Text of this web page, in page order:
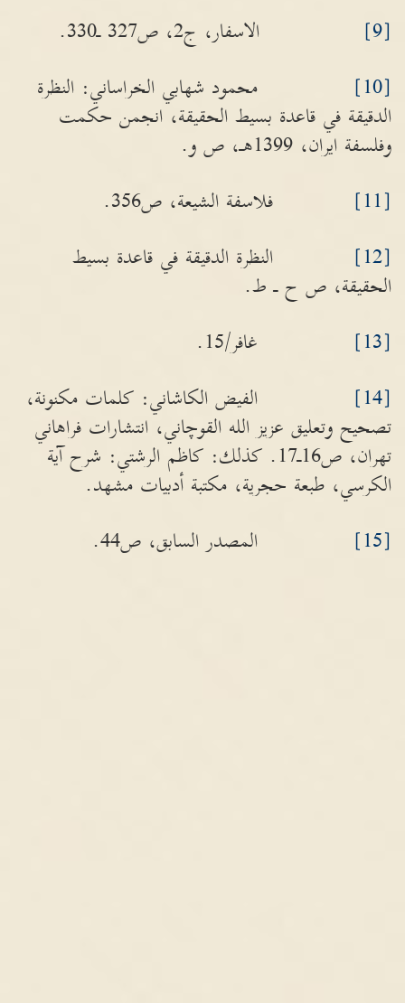
[9]
الاسفار، ج2، ص327 ـ330.
[10]
محمود شهابي الخراساني: النظرة
الدقيقة في قاعدة بسيط الحقيقة، انجمن حكمت
وفلسفة ايران، 1399هـ، ص و.
[11]
فلاسفة الشيعة، ص356.
[12]
النظرة الدقيقة في قاعدة بسيط
الحقيقة، ص ح ـ ط.
[13]
غافر/15.
[14]
الفيض الكاشاني: كلمات مكنونة،
تصحيح وتعليق عزيز الله القوچاني، انتشارات فراهاني
تهران، ص16ـ17. كذلك: كاظم الرشتي: شرح آية
الكرسي، طبعة حجرية، مكتبة أدبيات مشهد.
[15]
المصدر السابق، ص44.